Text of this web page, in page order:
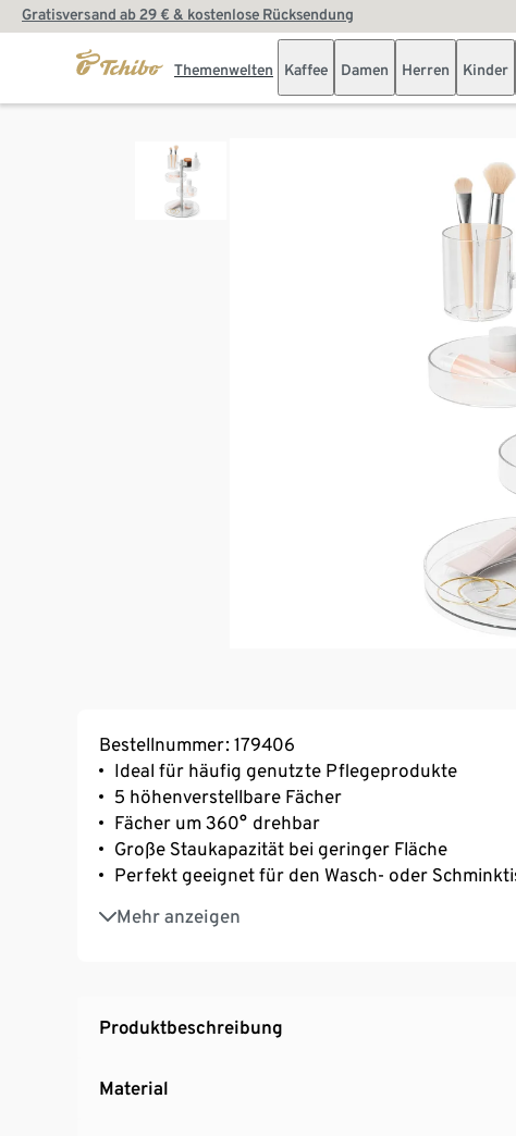
Gratisversand ab 29 € & kostenlose Rücksendung
Themenwelten Kaffee Damen Herren Kinder
Bestellnummer: 179406
Ideal für häufig genutzte Pflegeprodukte
5 höhenverstellbare Fächer
Fächer um 360° drehbar
Große Staukapazität bei geringer Fläche
Perfekt geeignet für den Wasch- oder
Mehr anzeigen
Ästhetisches Design
Produktbeschreibung
Material